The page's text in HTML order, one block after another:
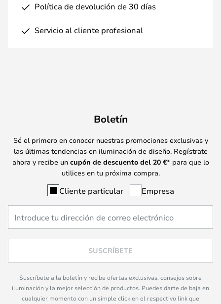
Política de devolución de 30 días
Servicio al cliente profesional
Boletín
Sé el primero en conocer nuestras promociones exclusivas y
las últimas tendencias en iluminación de diseño. Regístrate
ahora y recibe un cupón de descuento del 20 €* para que lo
utilices en tu próxima compra.
Cliente particular Empresa
SUSCRÍBETE
Suscríbete a la boletín y recibe ofertas exclusivas, consejos sobre
iluminación y la mejor selección de productos. Puedes darte de baja en
cualquier momento con un simple click en el respectivo link que